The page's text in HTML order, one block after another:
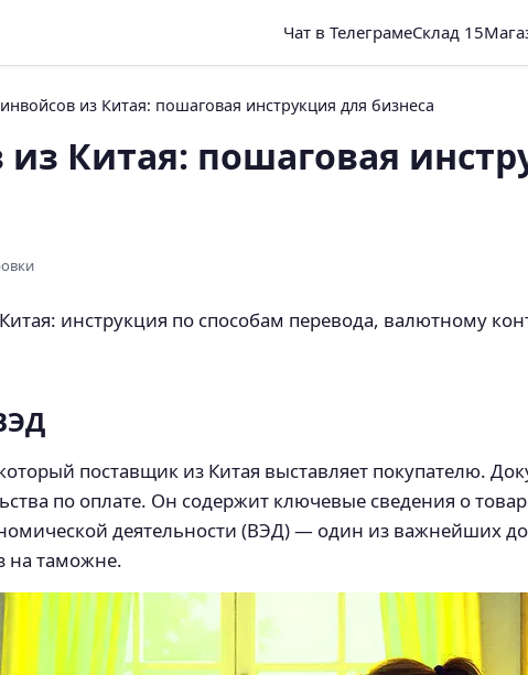
Чат в ТелеграмеСклад 15
из Китая: пошаговая инструкция для бизнеса
Китая: пошаговая
инструкция по способам перевода, валютному
поставщик из Китая выставляет покупателю.
по оплате. Он содержит ключевые сведения о
деятельности (ВЭД) — один из важнейших
на таможне.